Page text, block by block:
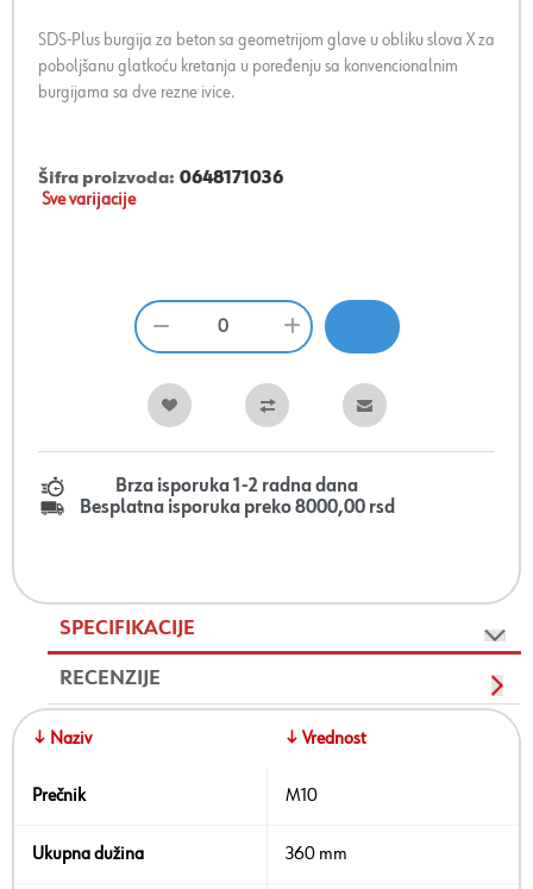
SDS-Plus burgija za beton sa geometrijom glave u obliku slova X za
poboljšanu glatkoću kretanja u poređenju sa konvencionalnim
burgijama sa dve rezne ivice.
Šifra proizvoda: 0648171036
Sve varijacije
Brza isporuka 1-2 radna dana
Besplatna isporuka preko 8000,00 rsd
SPECIFIKACIJE
RECENZIJE
↓ Naziv ↓ Vrednost
Prečnik M10
Ukupna dužina 360 mm